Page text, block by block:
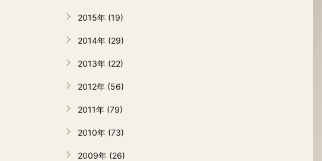
2015年 (19)
2014年 (29)
2013年 (22)
2012年 (56)
2011年 (79)
2010年 (73)
2009年 (26)